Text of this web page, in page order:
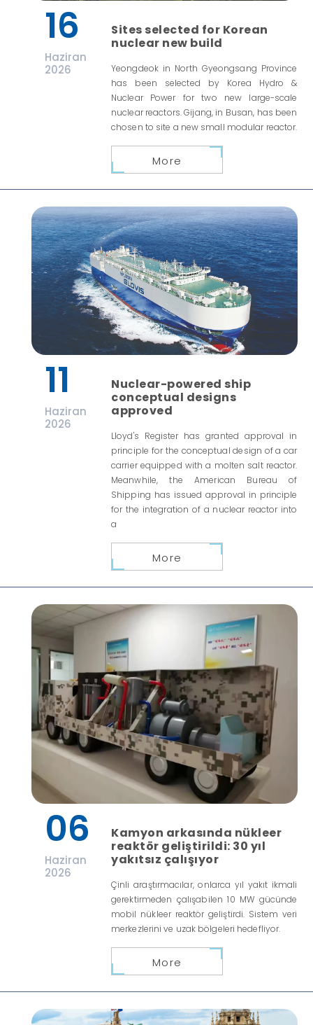
16
Haziran
2026
Sites selected for Korean
nuclear new build
Yeongdeok in North Gyeongsang Province
has been selected by Korea Hydro &
Nuclear Power for two new large-scale
nuclear reactors. Gijang, in Busan, has been
chosen to site a new small modular reactor.
More
11
Haziran
2026
Nuclear-powered ship
conceptual designs
approved
Lloyd's Register has granted approval in
principle for the conceptual design of a car
carrier equipped with a molten salt reactor.
Meanwhile, the American Bureau of
Shipping has issued approval in principle
for the integration of a nuclear reactor into
a
More
06
Haziran
2026
Kamyon arkasında nükleer
reaktör geliştirildi: 30 yıl
yakıtsız çalışıyor
Çinli araştırmacılar, onlarca yıl yakıt ikmali
gerektirmeden çalışabilen 10 MW gücünde
mobil nükleer reaktör geliştirdi. Sistem veri
merkezlerini ve uzak bölgeleri hedefliyor.
More